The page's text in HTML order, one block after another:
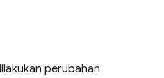
perubahan